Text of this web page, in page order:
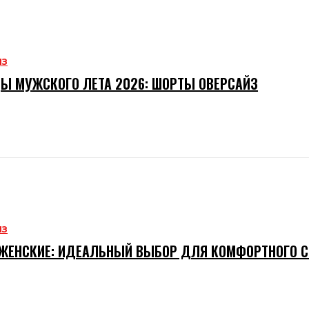
МУЖСКОГО ЛЕТА 2026: ШОРТЫ ОВЕРСАЙЗ
ИДЕАЛЬНЫЙ ВЫБОР ДЛЯ КОМФОРТНОГО